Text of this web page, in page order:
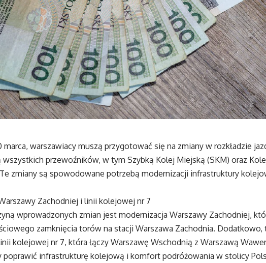
marca, warszawiacy muszą przygotować się na zmiany w rozkładzie
przewoźników, w tym Szybką Kolej Miejską (SKM) oraz
zmiany są spowodowane potrzebą modernizacji infrastruktury
Zachodniej i linii kolejowej nr 7
wprowadzonych zmian jest modernizacja Warszawy Zachodniej,
zamknięcia torów na stacji Warszawa Zachodnia. Dodatkowo,
kolejowej nr 7, która łączy Warszawę Wschodnią z Warszawą
poprawić infrastrukturę kolejową i komfort podróżowania w stolicy